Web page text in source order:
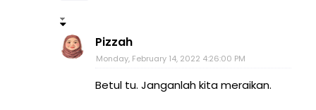
Pizzah
Monday, February 14, 2022 4:26:00 PM
Betul tu. Janganlah kita meraikan.